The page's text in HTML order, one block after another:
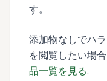
す。
添加物なしでハ
を閲覧したい場
品一覧を見る.